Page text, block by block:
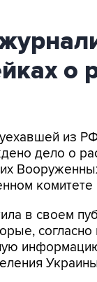
о
из
дело о
в своем
согласно